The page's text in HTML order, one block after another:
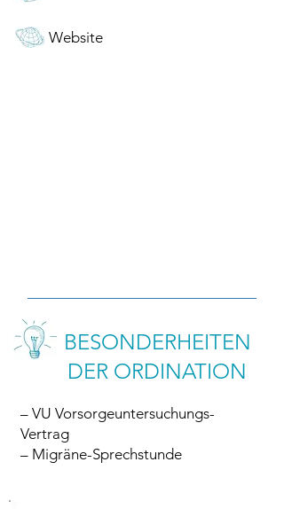
Website
BESONDERHEITEN
DER ORDINATION
– VU Vorsorgeuntersuchungs-
Vertrag
– Migräne-Sprechstunde